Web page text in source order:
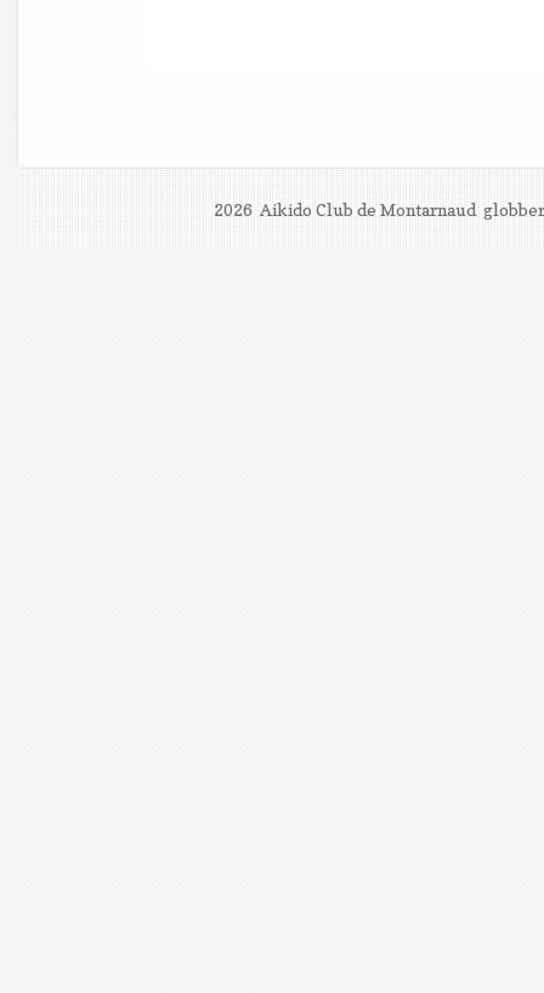
2026 Aikido Club de Montarnaud